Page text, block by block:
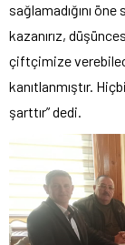
sağlamadığını
kazanırız,
çiftçimize
kanıtlanmıştır.
şarttır” dedi.